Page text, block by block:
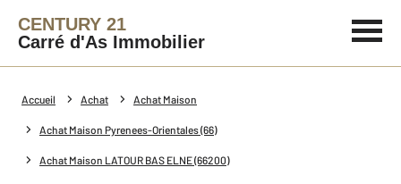
CENTURY 21
Carré d'As Immobilier
Accueil Achat Achat Maison
Achat Maison Pyrenees-Orientales (66)
Achat Maison LATOUR BAS ELNE (66200)